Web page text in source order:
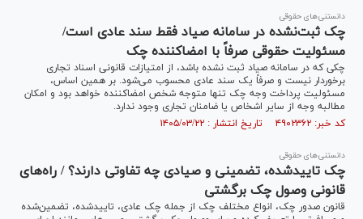
دانستنی‌های حقوقی
چک ثبت‌نشده در سامانه صیاد فقط سند عادی است/
مسئولیت حقوقی صرفاً با امضاکننده چک
چکی که در سامانه صیاد ثبت نشده باشد، از امتیازات قانونی اسناد تجاری
برخوردار نیست و صرفاً یک سند عادی محسوب می‌شود. بر همین اساس،
مسئولیت پرداخت وجه چک تنها متوجه شخص امضاکننده خواهد بود و امکان
مطالبه وجه از سایر اشخاص یا ضامنان تجاری وجود ندارد.
کد خبر: ۴۹۰۲۳۶۲ تاریخ انتشار : ۱۴۰۵/۰۳/۲۲
دانستنی‌های حقوقی
چک تاییدشده، تضمینی و صیادی چه تفاوتی دارند؟ / راه‌های
قانونی وصول چک برگشتی
قانون صدور چک، انواع مختلف چک از جمله چک عادی، تاییدشده، تضمین‌شده